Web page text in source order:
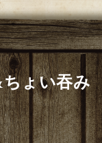
ょい吞み